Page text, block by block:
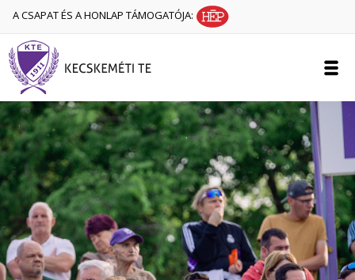
A CSAPAT ÉS A HONLAP TÁMOGATÓJA: